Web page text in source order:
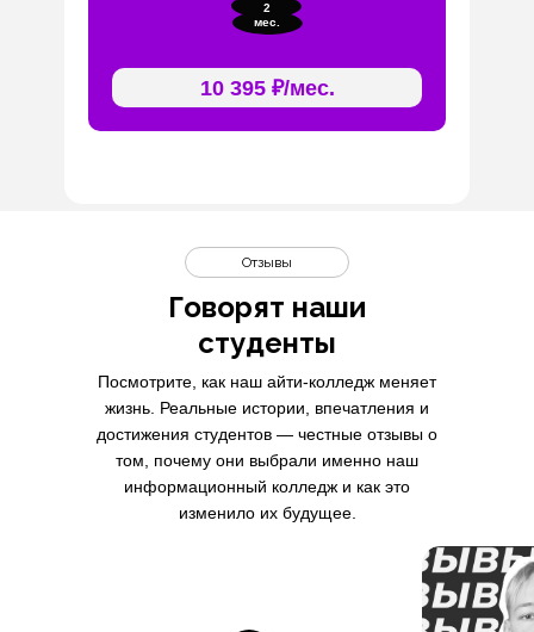
2
мес.
10 395 ₽/мес.
Говорят наши
студенты
Отзывы
Посмотрите, как наш айти-колледж меняет
жизнь. Реальные истории, впечатления и
достижения студентов — честные отзывы о
том, почему они выбрали именно наш
информационный колледж и как это
изменило их будущее.